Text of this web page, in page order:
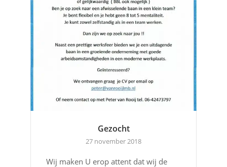
Gezocht
27 november 2018
Wij maken U erop attent dat wij de